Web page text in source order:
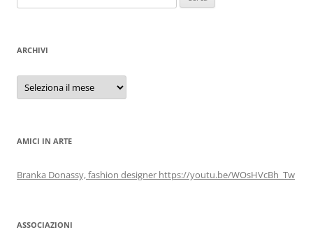
per:
ARCHIVI
Archivi
AMICI IN ARTE
Branka Donassy, fashion designer https://youtu.be/WOsHVcBh_Tw
ASSOCIAZIONI